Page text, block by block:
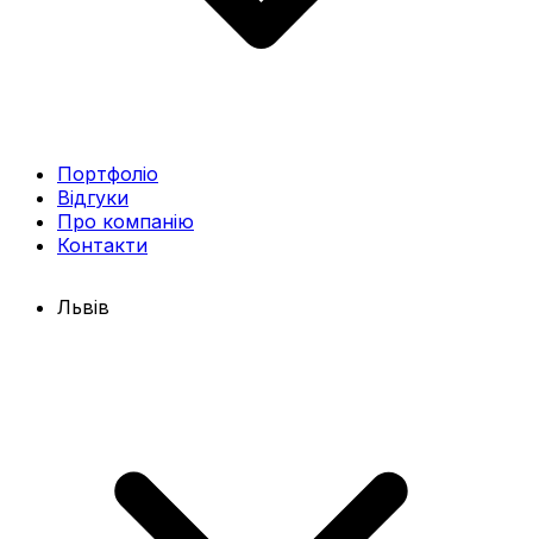
Портфоліо
Відгуки
Про компанію
Контакти
Львів